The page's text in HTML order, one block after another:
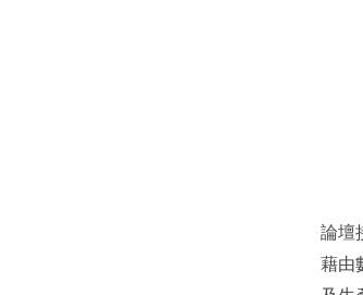
論壇
藉由